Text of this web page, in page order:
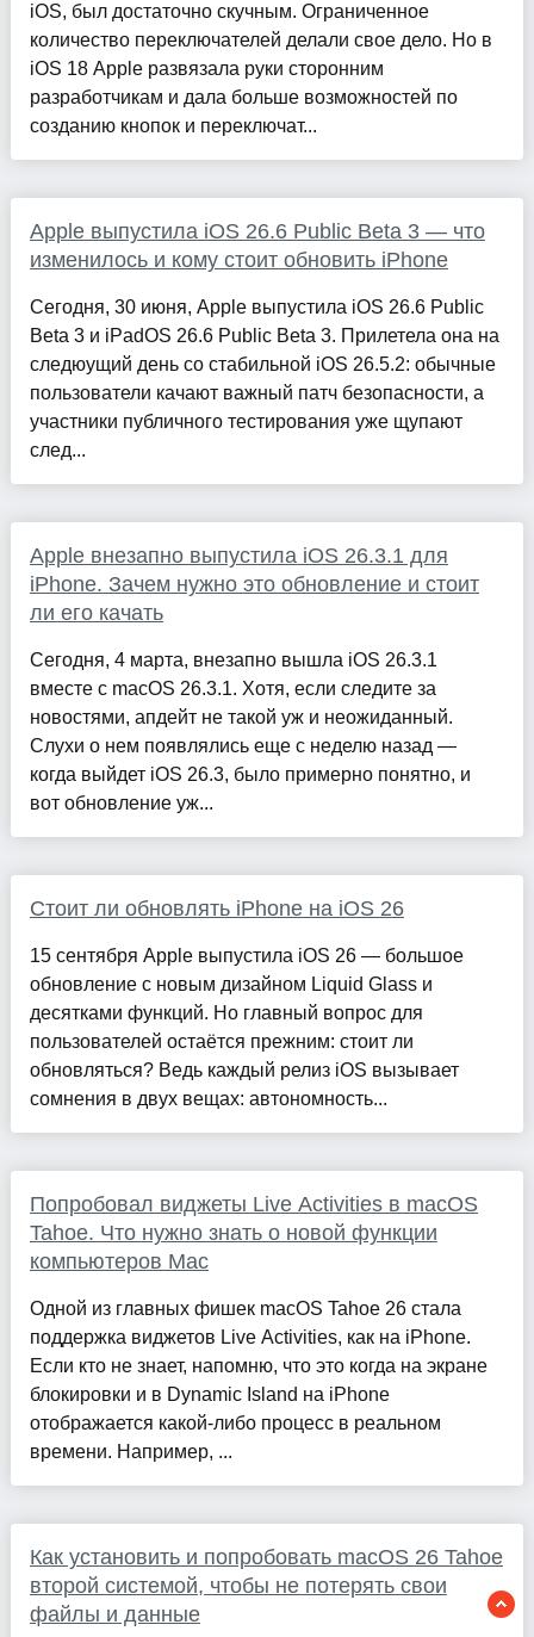
iOS, был достаточно скучным. Ограниченное
количество переключателей делали свое дело. Но в
iOS 18 Apple развязала руки сторонним
разработчикам и дала больше возможностей по
созданию кнопок и переключат...
Apple выпустила iOS 26.6 Public Beta 3 — что
изменилось и кому стоит обновить iPhone
Сегодня, 30 июня, Apple выпустила iOS 26.6 Public
Beta 3 и iPadOS 26.6 Public Beta 3. Прилетела она на
следюущий день со стабильной iOS 26.5.2: обычные
пользователи качают важный патч безопасности, а
участники публичного тестирования уже щупают
след...
Apple внезапно выпустила iOS 26.3.1 для
iPhone. Зачем нужно это обновление и стоит
ли его качать
Сегодня, 4 марта, внезапно вышла iOS 26.3.1
вместе с macOS 26.3.1. Хотя, если следите за
новостями, апдейт не такой уж и неожиданный.
Слухи о нем появлялись еще с неделю назад —
когда выйдет iOS 26.3, было примерно понятно, и
вот обновление уж...
Стоит ли обновлять iPhone на iOS 26
15 сентября Apple выпустила iOS 26 — большое
обновление с новым дизайном Liquid Glass и
десятками функций. Но главный вопрос для
пользователей остаётся прежним: стоит ли
обновляться? Ведь каждый релиз iOS вызывает
сомнения в двух вещах: автономность...
Попробовал виджеты Live Activities в macOS
Tahoe. Что нужно знать о новой функции
компьютеров Mac
Одной из главных фишек macOS Tahoe 26 стала
поддержка виджетов Live Activities, как на iPhone.
Если кто не знает, напомню, что это когда на экране
блокировки и в Dynamic Island на iPhone
отображается какой-либо процесс в реальном
времени. Например, ...
Как установить и попробовать macOS 26 Tahoe
второй системой, чтобы не потерять свои
файлы и данные